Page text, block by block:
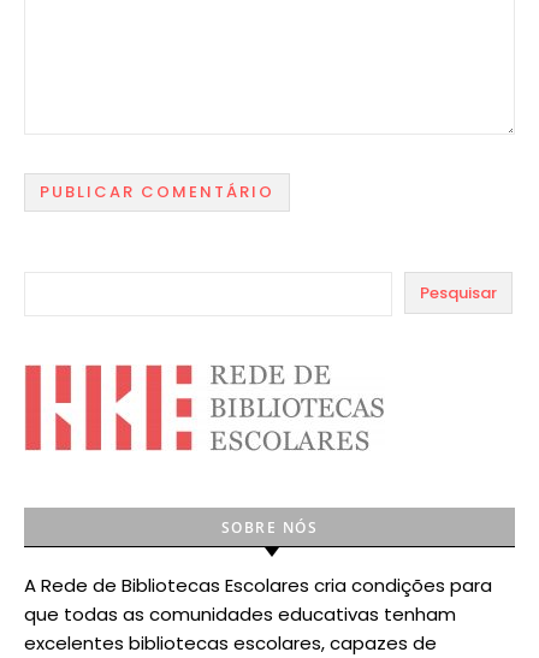
Pesquisar
SOBRE NÓS
A Rede de Bibliotecas Escolares cria condições para
que todas as comunidades educativas tenham
excelentes bibliotecas escolares, capazes de